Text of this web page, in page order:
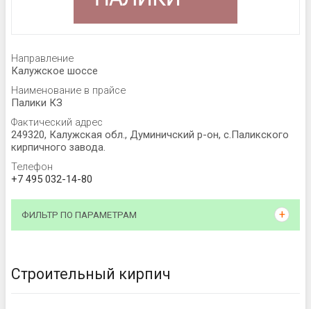
Направление
Калужское шоссе
Наименование в прайсе
Палики КЗ
Фактический адрес
249320, Калужская обл., Думиничский р-он, с.Паликского
кирпичного завода.
Телефон
+7 495 032-14-80
ФИЛЬТР ПО ПАРАМЕТРАМ
Строительный кирпич